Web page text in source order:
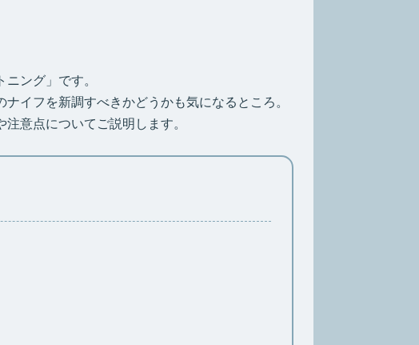
ング」です。
イフを新調すべきかどうかも気になるところ。
意点についてご説明します。